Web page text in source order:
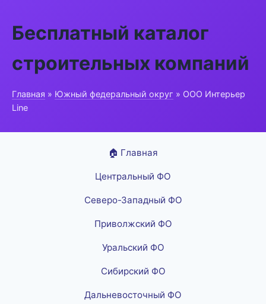
Бесплатный каталог
строительных компаний
Главная » Южный федеральный округ » ООО Интерьер
Line
🏠 Главная
Центральный ФО
Северо-Западный ФО
Приволжский ФО
Уральский ФО
Сибирский ФО
Дальневосточный ФО